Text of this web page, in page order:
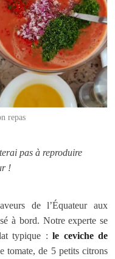
repas
pas à reproduire
!
de l’Équateur aux
à bord. Notre experte se
typique :le ceviche de
tomate, de 5 petits citrons